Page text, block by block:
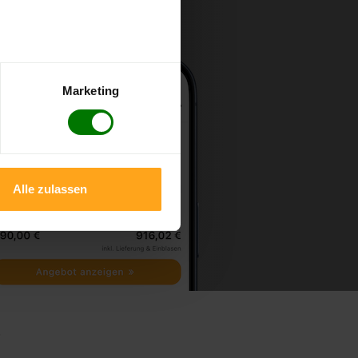
Marketing
Alle zulassen